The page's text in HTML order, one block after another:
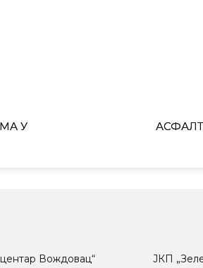
У
Вождовац“
ЈКП